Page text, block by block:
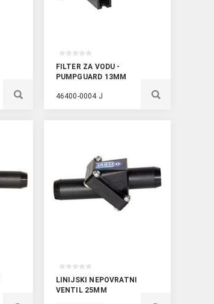
FILTER ZA VODU -
PUMPGUARD 13MM
46400-0004 J
LINIJSKI NEPOVRATNI
VENTIL 25MM